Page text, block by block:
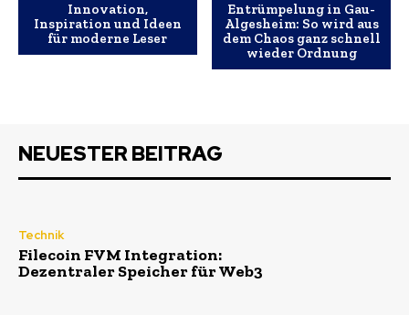
Innovation,
Inspiration und Ideen
für moderne Leser
Entrümpelung in Gau-
Algesheim: So wird aus
dem Chaos ganz schnell
wieder Ordnung
NEUESTER BEITRAG
Technik
Filecoin FVM Integration:
Dezentraler Speicher für Web3